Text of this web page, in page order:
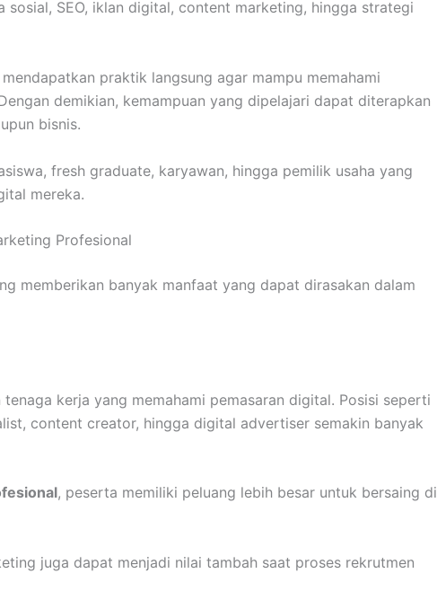
sosial, SEO, iklan digital, content marketing, hingga strategi
praktik langsung agar mampu memahami
demikian, kemampuan yang dipelajari dapat diterapkan
bisnis.
fresh graduate, karyawan, hingga pemilik usaha yang
mereka.
Profesional
memberikan banyak manfaat yang dapat dirasakan dalam
kerja yang memahami pemasaran digital. Posisi seperti
content creator, hingga digital advertiser semakin banyak
, peserta memiliki peluang lebih besar untuk bersaing di
juga dapat menjadi nilai tambah saat proses rekrutmen